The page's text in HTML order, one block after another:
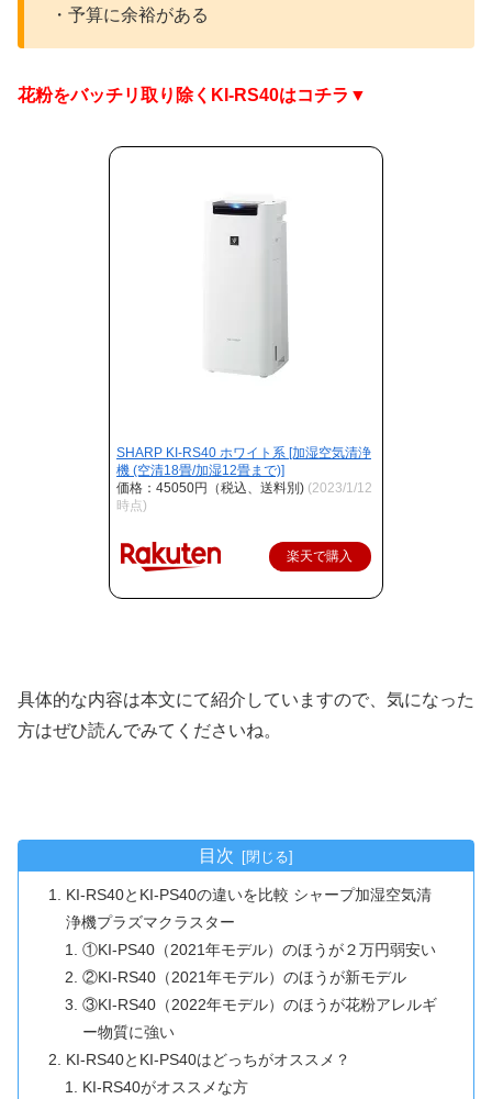
・予算に余裕がある
花粉をバッチリ取り除くKI-RS40はコチラ▼
SHARP KI-RS40 ホワイト系 [加湿空気清浄
機 (空清18畳/加湿12畳まで)]
価格：45050円（税込、送料別) (2023/1/12
時点)
楽天で購入
具体的な内容は本文にて紹介していますので、気になった
方はぜひ読んでみてくださいね。
目次
KI-RS40とKI-PS40の違いを比較 シャープ加湿空気清
浄機プラズマクラスター
①KI-PS40（2021年モデル）のほうが２万円弱安い
②KI-RS40（2021年モデル）のほうが新モデル
③KI-RS40（2022年モデル）のほうが花粉アレルギ
ー物質に強い
KI-RS40とKI-PS40はどっちがオススメ？
KI-RS40がオススメな方